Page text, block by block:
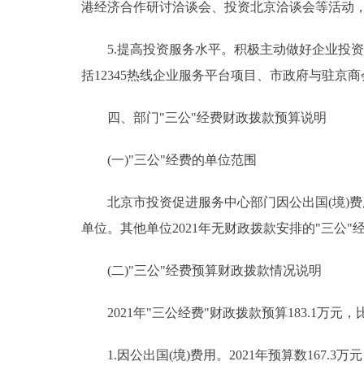
港经济合作研讨洽谈会、投资北京洽谈会等活动
5.提高投资服务水平。积极主动做好企业投资
括12345热线企业服务平台项目、市政府与驻京
四、部门"三公"经费财政拨款预算说明
(一)"三公"经费的单位范围
北京市投资促进服务中心部门因公出国(境)费
单位。其他单位2021年无财政拨款安排的"三公"
(二)"三公"经费预算财政拨款情况说明
2021年"三公经费"财政拨款预算183.1万元，
1.因公出国(境)费用。2021年预算数167.3万元